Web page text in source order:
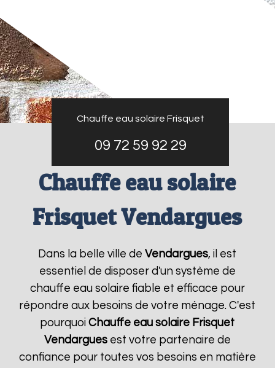
Chauffe eau solaire Frisquet
09 72 59 92 29
Chauffe eau solaire
Frisquet Vendargues
Dans la belle ville deVendargues, il est
essentiel de disposer d'un système de
chauffe eau solaire fiable et efficace pour
répondre aux besoins de votre ménage. C'est
pourquoiChauffe eau solaire Frisquet
Vendarguesest votre partenaire de
confiance pour toutes vos besoins en matière